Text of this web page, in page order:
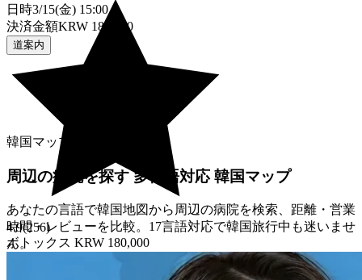
4.9(256)
ボトックス KRW 180,000
日時3/15(金) 15:00
決済金額KRW 180,000
道案内
韓国マップ
周辺の病院を探す多言語対応韓国マップ
あなたの言語で韓国地図から周辺の病院を検索、距離・営業
時間・レビューを比較。17言語対応で韓国旅行中も迷いませ
ん。